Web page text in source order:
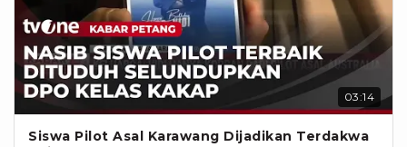
03:14
Siswa Pilot Asal Karawang Dijadikan Terdakwa